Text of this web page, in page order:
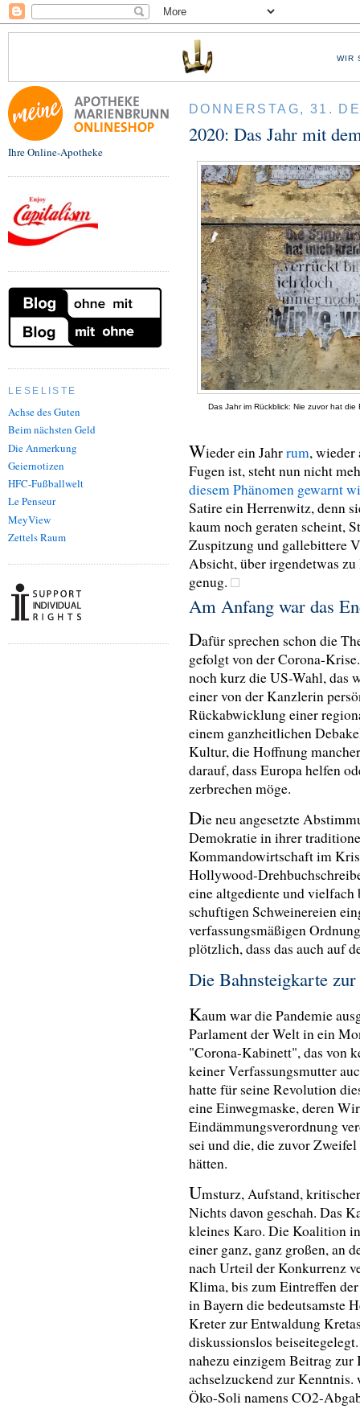
WIR
Ihre Online-Apotheke
LESELISTE
Achse des Guten
Beim nächsten Geld
Die Anmerkung
Geiernotizen
HFC-Fußballwelt
Le Penseur
MeyView
Zettels Raum
DONNERSTAG, 31.
2020: Das Jahr mit
Das Jahr im Rückblick: Nie zuvor hat
Wieder ein Jahrrum, wieder
Fugen ist, steht nun nicht
diesem Phänomen gewarnt
Satire ein Herrenwitz, denn
kaum noch geraten scheint,
Zuspitzung und gallebittere
Absicht, über irgendetwas zu
genug.
Am Anfang war das
Dafür sprechen schon die
gefolgt von der Corona-
noch kurz die US-Wahl, das
einer von der Kanzlerin
Rückabwicklung einer
einem ganzheitlichen
Kultur, die Hoffnung
darauf, dass Europa helfen
zerbrechen möge.
Die neu angesetzte
Demokratie in ihrer
Kommandowirtschaft im
Hollywood-
eine altgediente und vielfach
schuftigen Schweinereien
verfassungsmäßigen
plötzlich, dass das auch auf
Die Bahnsteigkarte
Kaum war die Pandemie
Parlament der Welt in ein
"Corona-Kabinett", das von
keiner Verfassungsmutter
hatte für seine Revolution
eine Einwegmaske, deren
Eindämmungsverordnung
sei und die, die zuvor
hätten.
Umsturz, Aufstand,
Nichts davon geschah. Das
kleines Karo. Die Koalition
einer ganz, ganz großen, an
nach Urteil der Konkurrenz
Klima, bis zum Eintreffen
in Bayern die bedeutsamste
Kreter zur Entwaldung
diskussionslos
nahezu einzigem Beitrag zur
achselzuckend zur
Öko-Soli namens CO2-